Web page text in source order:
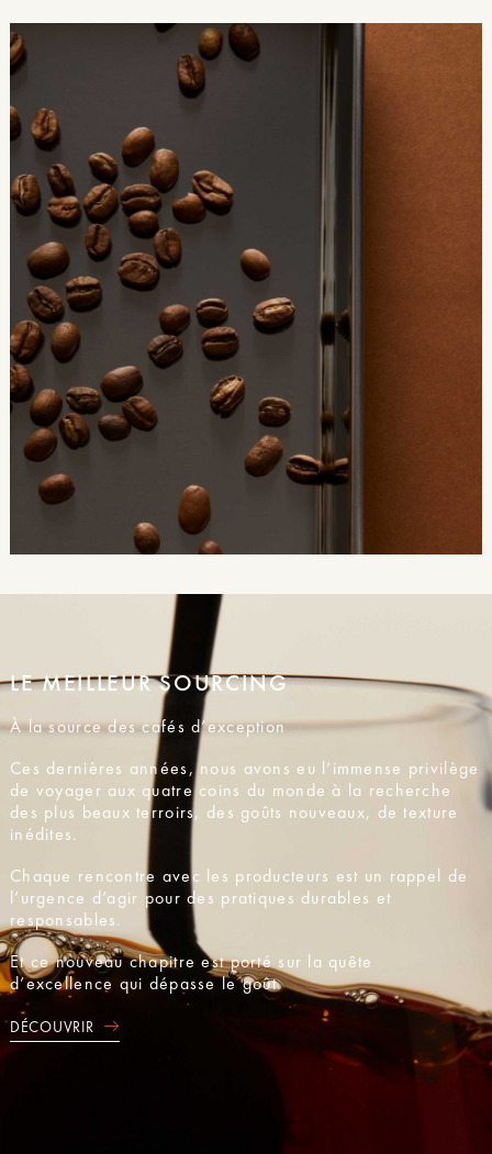
LE MEILLEUR SOURCING
À la source des cafés d’exception
Ces dernières années, nous avons eu l’immense privilège
de voyager aux quatre coins du monde à la recherche
des plus beaux terroirs, des goûts nouveaux, de texture
inédites.
Chaque rencontre avec les producteurs est un rappel de
l’urgence d’agir pour des pratiques durables et
responsables.
Et ce nouveau chapitre est porté sur la quête
d’excellence qui dépasse le goût.
DÉCOUVRIR